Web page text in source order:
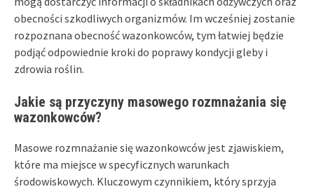
obecności szkodliwych organizmów. Im wcześniej zostanie
rozpoznana obecność wazonkowców, tym łatwiej będzie
podjąć odpowiednie kroki do poprawy kondycji gleby i
zdrowia roślin.
Jakie są przyczyny masowego rozmnażania się
wazonkowców?
Masowe rozmnażanie się wazonkowców jest zjawiskiem,
które ma miejsce w specyficznych warunkach
środowiskowych. Kluczowym czynnikiem, który sprzyja